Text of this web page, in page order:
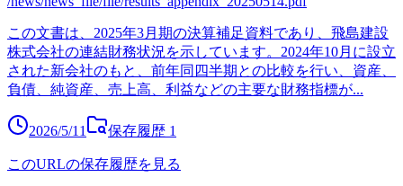
この文書は、2025年3月期の決算補足資料であり、飛島建設
株式会社の連結財務状況を示しています。2024年10月に設立
された新会社のもと、前年同四半期との比較を行い、資産、
負債、純資産、売上高、利益などの主要な財務指標が...
2026/5/11 保存履歴 1
このURLの保存履歴を見る